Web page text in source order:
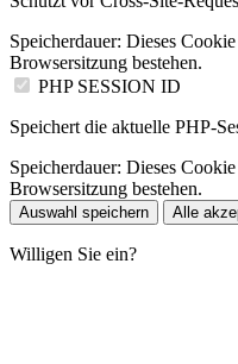
Speicherdauer: Dieses
Browsersitzung bestehen.
PHP SESSION ID
Speichert die aktuelle PHP-
Speicherdauer: Dieses
Browsersitzung bestehen.
Auswahl speichern Alle
Willigen Sie ein?